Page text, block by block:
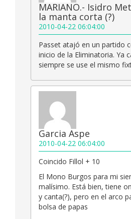
MARIANO.- Isidro
la manta corta (?)
2010-04-22 06:04:00
Passet atajó en un partido
inicio de la Eliminatoria. Ya
siempre se use el mismo
Garcia Aspe
2010-04-22 06:04:00
Coincido Fillol + 10
El Mono Burgos para mi
malísimo. Está bien, tiene
y canta(?), pero en el arco
bolsa de papas